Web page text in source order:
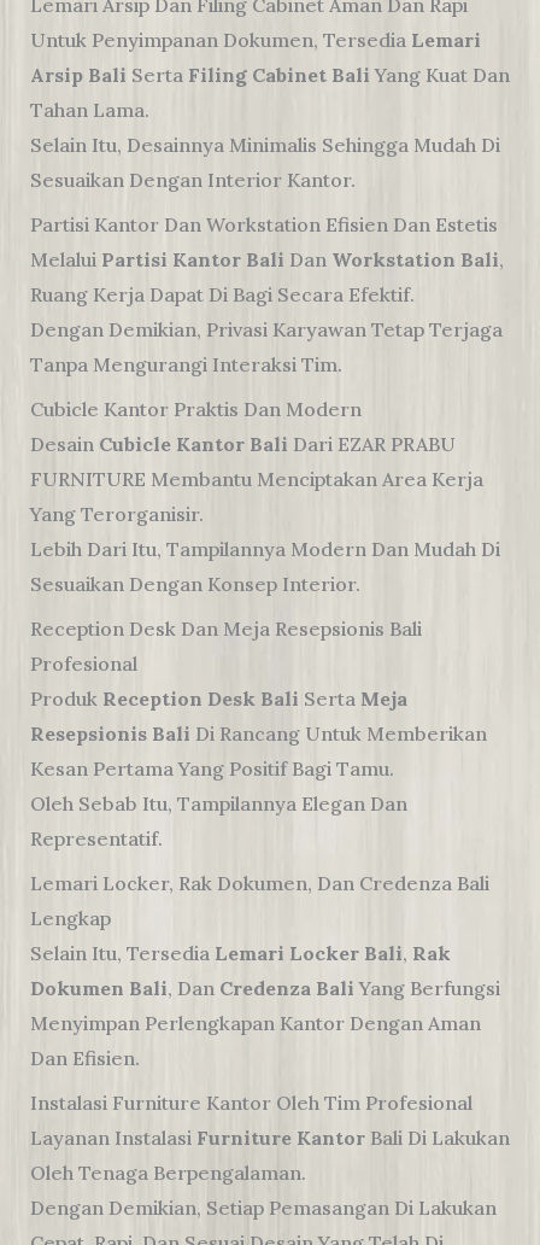
Untuk Penyimpanan Dokumen, Tersedia Lemari
Arsip Bali Serta Filing Cabinet Bali Yang Kuat Dan
Tahan Lama.
Selain Itu, Desainnya Minimalis Sehingga Mudah Di
Sesuaikan Dengan Interior Kantor.
Partisi Kantor Dan Workstation Efisien Dan Estetis
Melalui Partisi Kantor Bali Dan Workstation Bali,
Ruang Kerja Dapat Di Bagi Secara Efektif.
Dengan Demikian, Privasi Karyawan Tetap Terjaga
Tanpa Mengurangi Interaksi Tim.
Cubicle Kantor Praktis Dan Modern
Desain Cubicle Kantor Bali Dari EZAR PRABU
FURNITURE Membantu Menciptakan Area Kerja
Yang Terorganisir.
Lebih Dari Itu, Tampilannya Modern Dan Mudah Di
Sesuaikan Dengan Konsep Interior.
Reception Desk Dan Meja Resepsionis Bali
Profesional
Produk Reception Desk Bali Serta Meja
Resepsionis Bali Di Rancang Untuk Memberikan
Kesan Pertama Yang Positif Bagi Tamu.
Oleh Sebab Itu, Tampilannya Elegan Dan
Representatif.
Lemari Locker, Rak Dokumen, Dan Credenza Bali
Lengkap
Selain Itu, Tersedia Lemari Locker Bali, Rak
Dokumen Bali, Dan Credenza Bali Yang Berfungsi
Menyimpan Perlengkapan Kantor Dengan Aman
Dan Efisien.
Instalasi Furniture Kantor Oleh Tim Profesional
Layanan Instalasi Furniture Kantor Bali Di Lakukan
Oleh Tenaga Berpengalaman.
Dengan Demikian, Setiap Pemasangan Di Lakukan